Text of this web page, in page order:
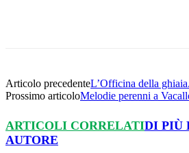
Articolo precedenteL’Officina della
Prossimo articoloMelodie perenni a
ARTICOLI CORRELATIDI PIÙ
AUTORE